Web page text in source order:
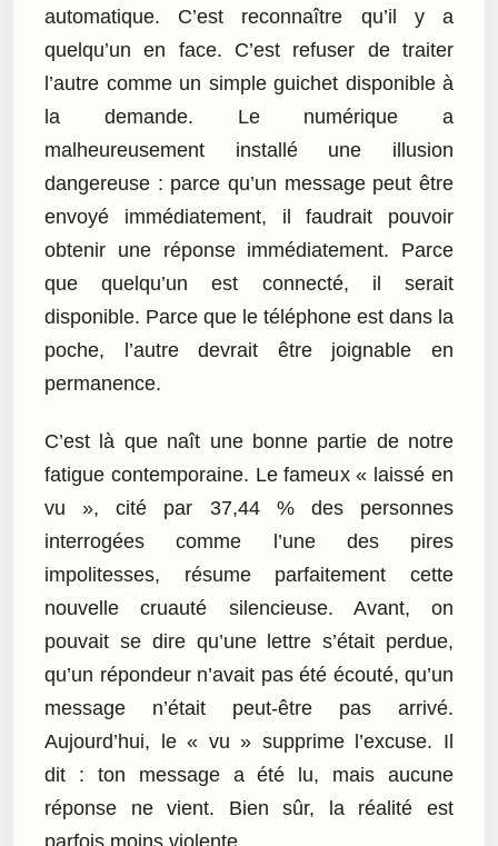
automatique. C’est reconnaître qu’il y a
quelqu’un en face. C’est refuser de traiter
l’autre comme un simple guichet disponible à
la demande. Le numérique a
malheureusement installé une illusion
dangereuse : parce qu’un message peut être
envoyé immédiatement, il faudrait pouvoir
obtenir une réponse immédiatement. Parce
que quelqu’un est connecté, il serait
disponible. Parce que le téléphone est dans la
poche, l’autre devrait être joignable en
permanence.
C’est là que naît une bonne partie de notre
fatigue contemporaine. Le fameux « laissé en
vu », cité par 37,44 % des personnes
interrogées comme l’une des pires
impolitesses, résume parfaitement cette
nouvelle cruauté silencieuse. Avant, on
pouvait se dire qu’une lettre s’était perdue,
qu’un répondeur n’avait pas été écouté, qu’un
message n’était peut-être pas arrivé.
Aujourd’hui, le « vu » supprime l’excuse. Il
dit : ton message a été lu, mais aucune
réponse ne vient. Bien sûr, la réalité est